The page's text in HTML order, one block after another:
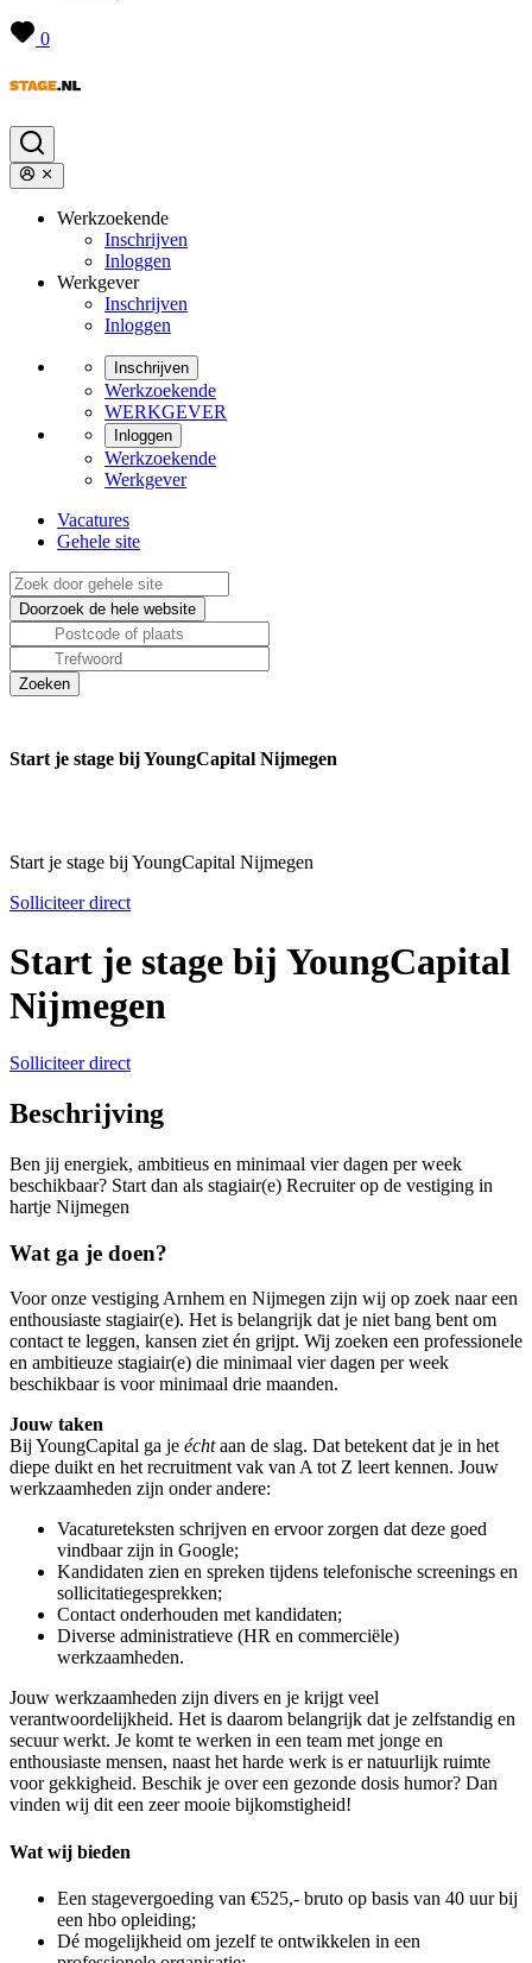
0
Werkzoekende
Inschrijven
Inloggen
Werkgever
Inschrijven
Inloggen
Inschrijven
Werkzoekende
WERKGEVER
Inloggen
Werkzoekende
Werkgever
Vacatures
Gehele site
Start je stage bij YoungCapital Nijmegen
Start je stage bij YoungCapital Nijmegen
Solliciteer direct
Start je stage bij YoungCapital
Nijmegen
Solliciteer direct
Beschrijving
Ben jij energiek, ambitieus en minimaal vier dagen per week
beschikbaar? Start dan als stagiair(e) Recruiter op de vestiging in
hartje Nijmegen
Wat ga je doen?
Voor onze vestiging Arnhem en Nijmegen zijn wij op zoek naar een
enthousiaste stagiair(e). Het is belangrijk dat je niet bang bent om
contact te leggen, kansen ziet én grijpt. Wij zoeken een professionele
en ambitieuze stagiair(e) die minimaal vier dagen per week
beschikbaar is voor minimaal drie maanden.
Jouw taken
Bij YoungCapital ga je échtaan de slag. Dat betekent dat je in het
diepe duikt en het recruitment vak van A tot Z leert kennen. Jouw
werkzaamheden zijn onder andere:
Vacatureteksten schrijven en ervoor zorgen dat deze goed
vindbaar zijn in Google;
Kandidaten zien en spreken tijdens telefonische screenings en
sollicitatiegesprekken;
Contact onderhouden met kandidaten;
Diverse administratieve (HR en commerciële)
werkzaamheden.
Jouw werkzaamheden zijn divers en je krijgt veel
verantwoordelijkheid. Het is daarom belangrijk dat je zelfstandig en
secuur werkt. Je komt te werken in een team met jonge en
enthousiaste mensen, naast het harde werk is er natuurlijk ruimte
voor gekkigheid. Beschik je over een gezonde dosis humor? Dan
vinden wij dit een zeer mooie bijkomstigheid!
Wat wij bieden
Een stagevergoeding van €525,- bruto op basis van 40 uur bij
een hbo opleiding;
Dé mogelijkheid om jezelf te ontwikkelen in een